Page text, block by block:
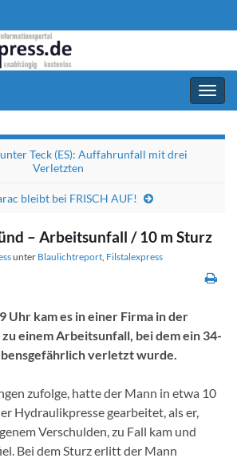
Teck (ES): Auffahrunfall mit drei
Verletzten
bleibt bei FRISCH AUF!
– Arbeitsunfall / 10 m Sturz
unter Blaulichtreport, Filstalexpress
Uhr kam es in einer Firma in der
einem Arbeitsunfall, bei dem ein 34-
verletzt wurde.
zufolge, hatte der Mann in etwa 10
Hydraulikpresse gearbeitet, als er,
Verschulden, zu Fall kam und
Bei dem Sturz erlitt der Mann